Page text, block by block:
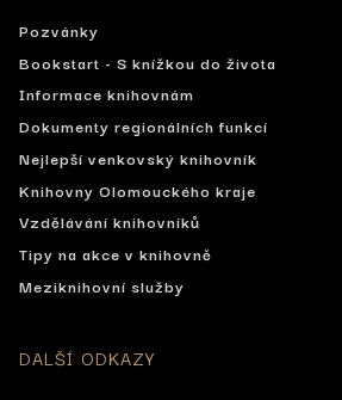
Pozvánky
Bookstart - S knížkou do života
Informace knihovnám
Dokumenty regionálních funkcí
Nejlepší venkovský knihovník
Knihovny Olomouckého kraje
Vzdělávání knihovníků
Tipy na akce v knihovně
Meziknihovní služby
DALŠÍ ODKAZY